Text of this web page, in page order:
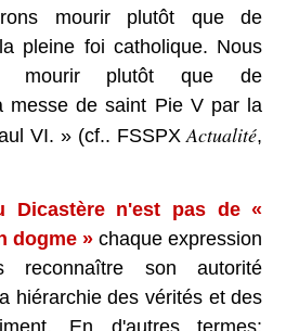
mourir plutôt que de
pleine foi catholique. Nous
mourir plutôt que de
messe de saint Pie V par la
VI. » (cf.. FSSPXActualité,
Dicastère n'est pas de «
dogme » chaque expression
reconnaître son autorité
hiérarchie des vérités et des
En d'autres termes: